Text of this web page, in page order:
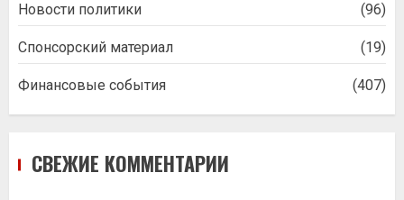
Новости политики (96)
Спонсорский материал (19)
Финансовые события (407)
СВЕЖИЕ КОММЕНТАРИИ